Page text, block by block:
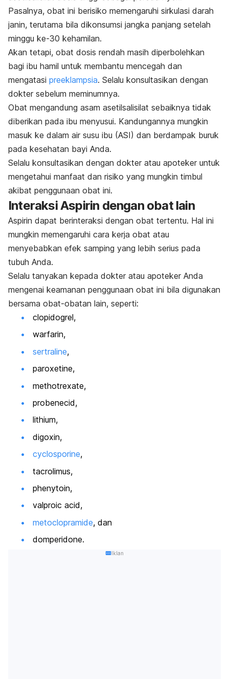
Pasalnya, obat ini berisiko memengaruhi sirkulasi darah
janin, terutama bila dikonsumsi jangka panjang setelah
minggu ke-30 kehamilan.
Akan tetapi, obat dosis rendah masih diperbolehkan
bagi ibu hamil untuk membantu mencegah dan
mengatasi preeklampsia. Selalu konsultasikan dengan
dokter sebelum meminumnya.
Obat mengandung asam asetilsalisilat sebaiknya tidak
diberikan pada ibu menyusui. Kandungannya mungkin
masuk ke dalam air susu ibu (ASI) dan berdampak buruk
pada kesehatan bayi Anda.
Selalu konsultasikan dengan dokter atau apoteker untuk
mengetahui manfaat dan risiko yang mungkin timbul
akibat penggunaan obat ini.
Interaksi Aspirin dengan obat lain
Aspirin dapat berinteraksi dengan obat tertentu. Hal ini
mungkin memengaruhi cara kerja obat atau
menyebabkan efek samping yang lebih serius pada
tubuh Anda.
Selalu tanyakan kepada dokter atau apoteker Anda
mengenai keamanan penggunaan obat ini bila digunakan
bersama obat-obatan lain, seperti:
clopidogrel,
warfarin,
sertraline,
paroxetine,
methotrexate,
probenecid,
lithium,
digoxin,
cyclosporine,
tacrolimus,
phenytoin,
valproic acid,
metoclopramide, dan
domperidone.
Iklan